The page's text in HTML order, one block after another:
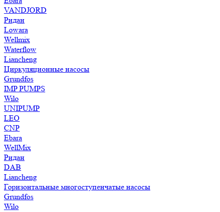
VANDJORD
Ридан
Lowara
Wellmix
Waterflow
Liancheng
Циркуляционные насосы
Grundfos
IMP PUMPS
Wilo
UNIPUMP
LEO
CNP
Ebara
WellMix
Ридан
DAB
Liancheng
Горизонтальные многоступенчатые насосы
Grundfos
Wilo